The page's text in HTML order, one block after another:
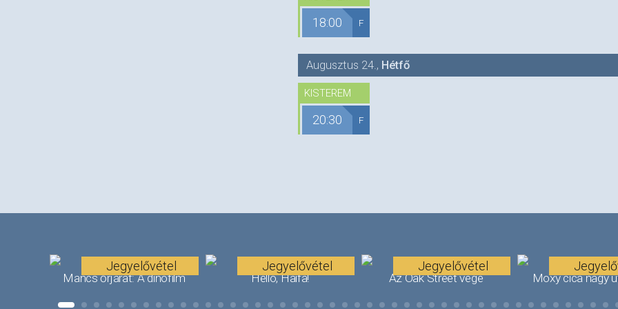
18:00 F
Augusztus 24. , Hétfő
KISTEREM
20:30 F
Mancs őrjárat: A dínófilm
Jegyelővétel
Helló, Haifa!
Jegyelővétel
Az Oak Street vége
Jegyelővétel
Moxy cica nagy